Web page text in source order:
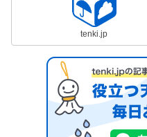
tenki.jp